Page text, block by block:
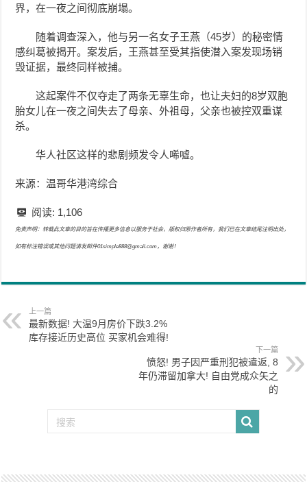
界，在一夜之间彻底崩塌。
随着调查深入，他与另一名女子王燕（45岁）的秘密情
感纠葛被揭开。案发后，王燕甚至受其指使潜入案发现场销
毁证据，最终同样被捕。
这起案件不仅夺走了两条无辜生命，也让夫妇的8岁双胞
胎女儿在一夜之间失去了母亲、外祖母，父亲也被控双重谋
杀。
华人社区这样的悲剧频发令人唏嘘。
来源：温哥华港湾综合
阅读: 1,106
免责声明：转载此文章的目的旨在传播更多信息以服务于社会，版权归原作者所有，我们已在文章结尾注明出处，
如有标注错误或其他问题请发邮件01simple888@gmail.com，谢谢！
上一篇
最新数据! 大温9月房价下跌3.2%
库存接近历史高位 买家机会难得!
下一篇
愤怒! 男子因严重刑犯被遣返, 8
年仍滞留加拿大! 自由党成众矢之
的